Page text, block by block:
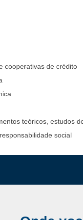
cooperativas de crédito
teóricos, estudos
social